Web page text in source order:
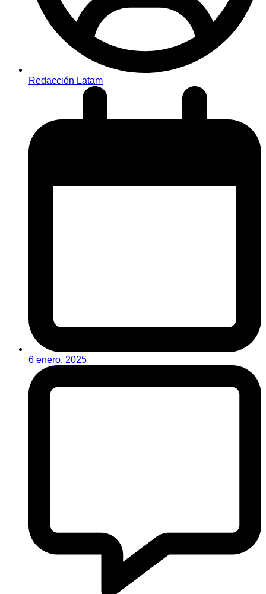
Redacción Latam
6 enero, 2025